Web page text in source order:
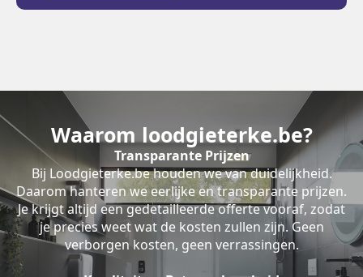
Waarom loodgieterke.be?
Transparante Prijzen
Bij Loodgieterke.be houden we van duidelijkheid.
Daarom hanteren we eerlijke en transparante prijzen.
Je krijgt altijd een gedetailleerde offerte vooraf, zodat
je precies weet wat de kosten zullen zijn. Geen
verborgen kosten, geen verrassingen.